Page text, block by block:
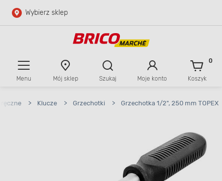
Przejdź do głównej zawartości
Wybierz sklep
Menu Mój sklep Szukaj Moje konto Koszyk
0
> Klucze > Grzechotki > Grzechotka 1/2", 250 mm TOPEX